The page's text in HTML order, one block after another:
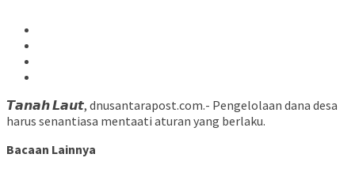
𝙏𝙖𝙣𝙖𝙝 𝙇𝙖𝙪𝙩, dnusantarapost.com.- Pengelolaan dana desa
harus senantiasa mentaati aturan yang berlaku.
Bacaan Lainnya